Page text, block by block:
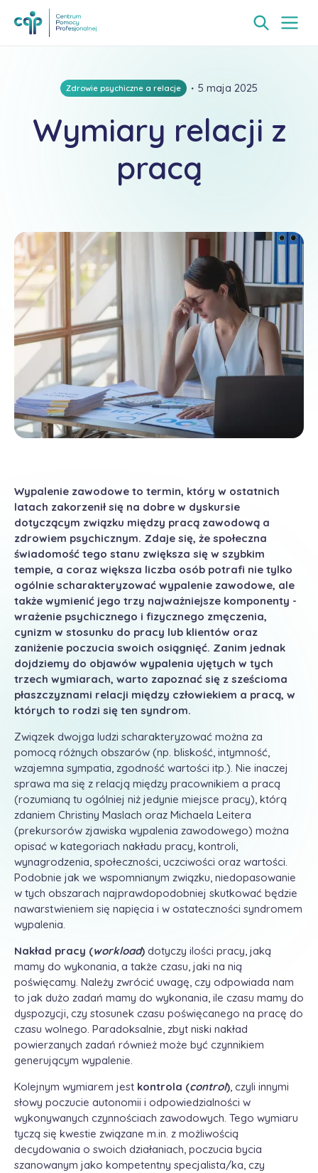
Zdrowie psychiczne a relacje ・ 5 maja 2025
Wymiary relacji z
pracą
Wypalenie zawodowe to termin, który w ostatnich
latach zakorzenił się na dobre w dyskursie
dotyczącym związku między pracą zawodową a
zdrowiem psychicznym. Zdaje się, że społeczna
świadomość tego stanu zwiększa się w szybkim
tempie, a coraz większa liczba osób potrafi nie tylko
ogólnie scharakteryzować wypalenie zawodowe, ale
także wymienić jego trzy najważniejsze komponenty -
wrażenie psychicznego i fizycznego zmęczenia,
cynizm w stosunku do pracy lub klientów oraz
zaniżenie poczucia swoich osiągnięć. Zanim jednak
dojdziemy do objawów wypalenia ujętych w tych
trzech wymiarach, warto zapoznać się z sześcioma
płaszczyznami relacji między człowiekiem a pracą, w
których to rodzi się ten syndrom.
Związek dwojga ludzi scharakteryzować można za
pomocą różnych obszarów (np. bliskość, intymność,
wzajemna sympatia, zgodność wartości itp.). Nie inaczej
sprawa ma się z relacją między pracownikiem a pracą
(rozumianą tu ogólniej niż jedynie miejsce pracy), którą
zdaniem Christiny Maslach oraz Michaela Leitera
(prekursorów zjawiska wypalenia zawodowego) można
opisać w kategoriach nakładu pracy, kontroli,
wynagrodzenia, społeczności, uczciwości oraz wartości.
Podobnie jak we wspomnianym związku, niedopasowanie
w tych obszarach najprawdopodobniej skutkować będzie
nawarstwieniem się napięcia i w ostateczności syndromem
wypalenia.
Nakład pracy (workload) dotyczy ilości pracy, jaką
mamy do wykonania, a także czasu, jaki na nią
poświęcamy. Należy zwrócić uwagę, czy odpowiada nam
to jak dużo zadań mamy do wykonania, ile czasu mamy do
dyspozycji, czy stosunek czasu poświęcanego na pracę do
czasu wolnego. Paradoksalnie, zbyt niski nakład
powierzanych zadań również może być czynnikiem
generującym wypalenie.
Kolejnym wymiarem jest kontrola (control), czyli innymi
słowy poczucie autonomii i odpowiedzialności w
wykonywanych czynnościach zawodowych. Tego wymiaru
tyczą się kwestie związane m.in. z możliwością
decydowania o swoich działaniach, poczucia bycia
szanowanym jako kompetentny specjalista/ka, czy